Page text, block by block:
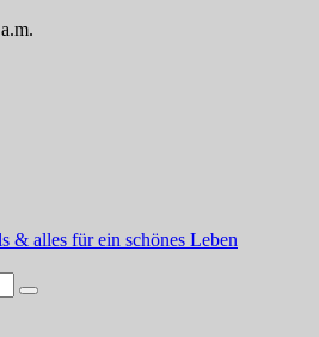
für ein schönes Leben